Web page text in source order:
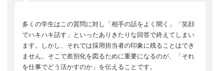
多くの学生はこの質問に対し「相手の話をよく聞く」「笑顔
でハキハキ話す」といったありきたりな回答で終えてしまい
ます。しかし、それでは採用担当者の印象に残ることはでき
ません。そこで差別化を図るために重要になるのが、「それ
を仕事でどう活かすのか」を伝えることです。